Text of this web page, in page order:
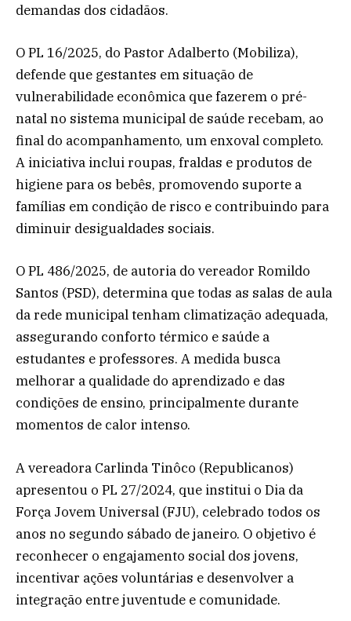
demandas dos cidadãos.
O PL 16/2025, do Pastor Adalberto (Mobiliza),
defende que gestantes em situação de
vulnerabilidade econômica que fazerem o pré-
natal no sistema municipal de saúde recebam, ao
final do acompanhamento, um enxoval completo.
A iniciativa inclui roupas, fraldas e produtos de
higiene para os bebês, promovendo suporte a
famílias em condição de risco e contribuindo para
diminuir desigualdades sociais.
O PL 486/2025, de autoria do vereador Romildo
Santos (PSD), determina que todas as salas de aula
da rede municipal tenham climatização adequada,
assegurando conforto térmico e saúde a
estudantes e professores. A medida busca
melhorar a qualidade do aprendizado e das
condições de ensino, principalmente durante
momentos de calor intenso.
A vereadora Carlinda Tinôco (Republicanos)
apresentou o PL 27/2024, que institui o Dia da
Força Jovem Universal (FJU), celebrado todos os
anos no segundo sábado de janeiro. O objetivo é
reconhecer o engajamento social dos jovens,
incentivar ações voluntárias e desenvolver a
integração entre juventude e comunidade.